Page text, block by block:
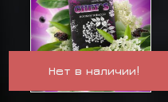
Нет в наличии!